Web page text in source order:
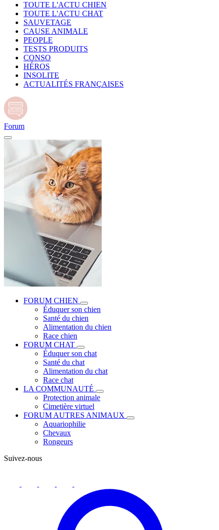
TOUTE L'ACTU CHIEN
TOUTE L'ACTU CHAT
SAUVETAGE
CAUSE ANIMALE
PEOPLE
TESTS PRODUITS
CONSO
HÉROS
INSOLITE
ACTUALITÉS FRANÇAISES
Forum
FORUM CHIEN
Éduquer son chien
Santé du chien
Alimentation du chien
Race chien
FORUM CHAT
Éduquer son chat
Santé du chat
Alimentation du chat
Race chat
LA COMMUNAUTÉ
Protection animale
Cimetière virtuel
FORUM AUTRES ANIMAUX
Aquariophilie
Chevaux
Rongeurs
Suivez-nous